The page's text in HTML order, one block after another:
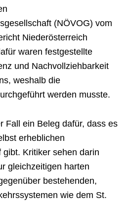
(NÖVOG) vom
Niederösterreich
waren festgestellte
und Nachvollziehbarkeit
weshalb die
werden musste.
Fall ein Beleg dafür, dass es
erheblichen
Kritiker sehen darin
gleichzeitigen harten
bestehenden,
wie dem St.